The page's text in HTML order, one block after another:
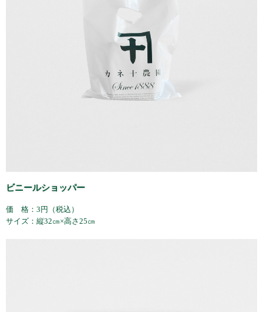
ビニールショッパー
価 格：3円（税込）
サイズ：縦32㎝×高さ25㎝